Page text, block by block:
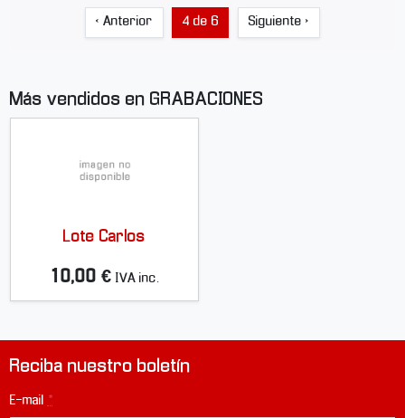
‹ Anterior 4 de 6 Siguiente ›
Más vendidos en GRABACIONES
Lote Carlos
10,00 € IVA inc.
Reciba nuestro boletín
E-mail *